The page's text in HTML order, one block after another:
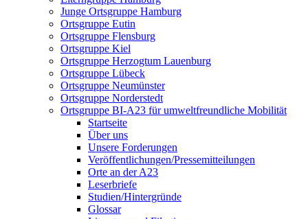
Junge Ortsgruppe Hamburg
Ortsgruppe Eutin
Ortsgruppe Flensburg
Ortsgruppe Kiel
Ortsgruppe Herzogtum Lauenburg
Ortsgruppe Lübeck
Ortsgruppe Neumünster
Ortsgruppe Norderstedt
Ortsgruppe BI-A23 für umweltfreundliche Mobilität
Startseite
Über uns
Unsere Forderungen
Veröffentlichungen/Pressemitteilungen
Orte an der A23
Leserbriefe
Studien/Hintergründe
Glossar